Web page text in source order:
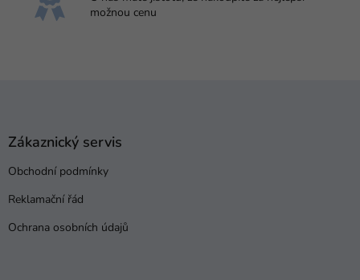
možnou cenu
Zákaznický servis
Obchodní podmínky
Reklamační řád
Ochrana osobních údajů